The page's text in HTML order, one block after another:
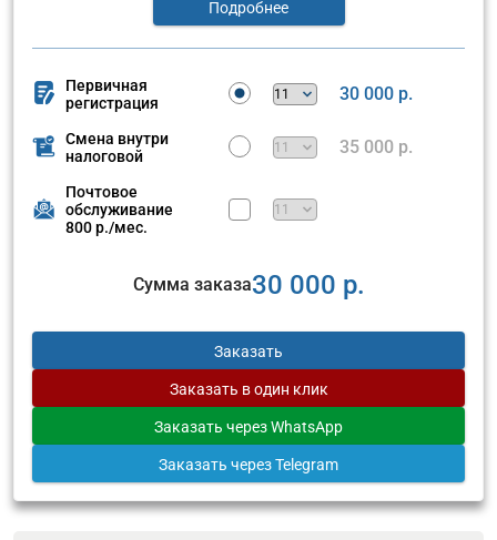
Подробнее
Первичная
регистрация
30 000 р.
Смена внутри
налоговой
35 000 р.
Почтовое
обслуживание
800 р./мес.
Сумма заказа30 000 р.
Заказать
Заказать в один клик
Заказать через WhatsApp
Заказать через Telegram